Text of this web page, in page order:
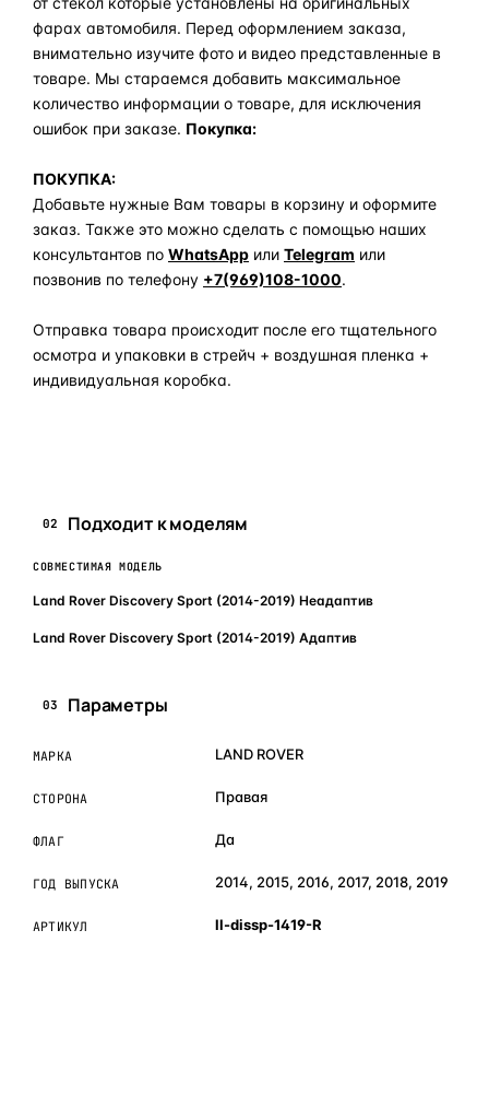
фарах автомобиля. Перед оформлением заказа,
внимательно изучите фото и видео представленные в
товаре. Мы стараемся добавить максимальное
количество информации о товаре, для исключения
ошибок при заказе. Покупка:
ПОКУПКА:
Добавьте нужные Вам товары в корзину и оформите
заказ. Также это можно сделать с помощью наших
консультантов по WhatsApp или Telegram или
позвонив по телефону +7(969)108-1000.
Отправка товара происходит после его тщательного
осмотра и упаковки в стрейч + воздушная пленка +
индивидуальная коробка.
02 Подходит к моделям
СОВМЕСТИМАЯ МОДЕЛЬ
Land Rover Discovery Sport (2014-2019) Неадаптив
Land Rover Discovery Sport (2014-2019) Адаптив
03 Параметры
МАРКА LAND ROVER
СТОРОНА Правая
ФЛАГ Да
ГОД ВЫПУСКА 2014, 2015, 2016, 2017, 2018, 2019
АРТИКУЛ ll-dissp-1419-R